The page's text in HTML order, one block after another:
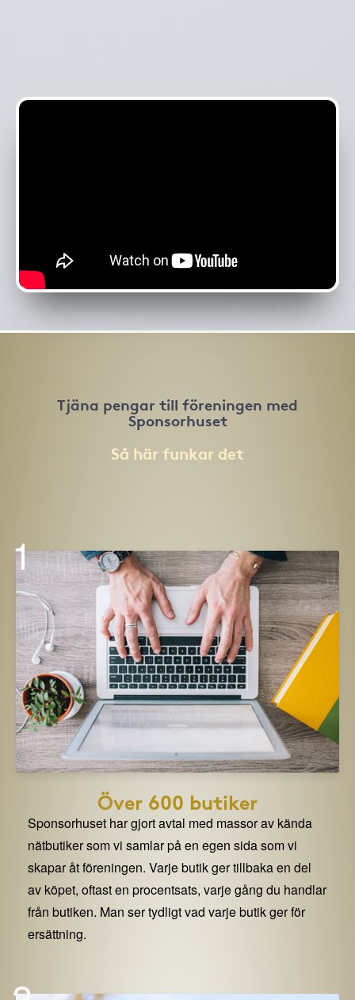
Tjäna pengar till föreningen med
Sponsorhuset
Så här funkar det
1
Över 600 butiker
Sponsorhuset har gjort avtal med massor av kända
nätbutiker som vi samlar på en egen sida som vi
skapar åt föreningen. Varje butik ger tillbaka en del
av köpet, oftast en procentsats, varje gång du handlar
från butiken. Man ser tydligt vad varje butik ger för
ersättning.